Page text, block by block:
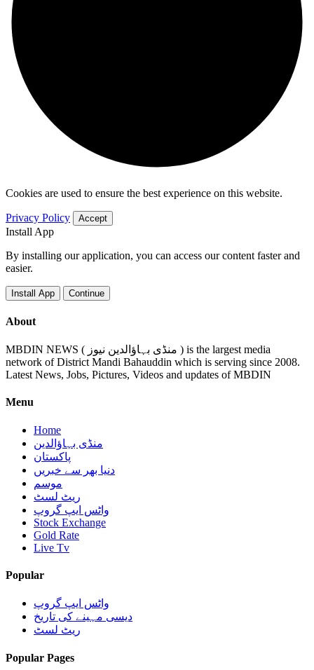
Cookies are used to ensure the best experience on this website.
Privacy Policy Accept
Install App
By installing our application, you can access our content faster and
easier.
Install App Continue
About
MBDIN NEWS ( منڈی بہاؤالدین نیوز ) is the largest media
network of District Mandi Bahauddin which is serving since 2008.
Latest News, Jobs, Pictures, Videos and updates of MBDIN
Menu
Home
منڈی بہاؤالدین
پاکستان
دنیا بھر سے خبریں
موسم
ریٹ لسٹ
واٹس ایپ گروپ
Stock Exchange
Gold Rate
Live Tv
Popular
واٹس ایپ گروپ
دیسی مہینے کی تاریخ
ریٹ لسٹ
Popular Pages